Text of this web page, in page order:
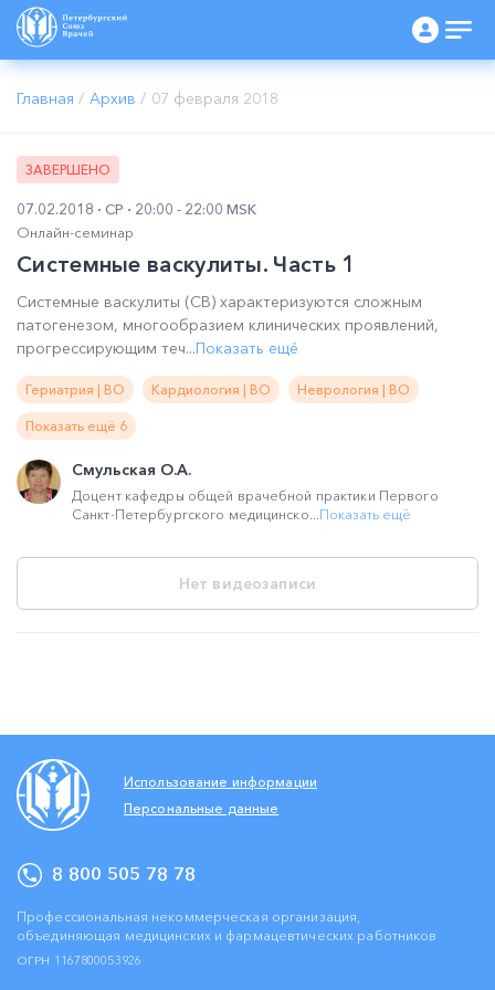
Главная / Архив / 07 февраля 2018
ЗАВЕРШЕНО
07.02.2018 СР
20:00 - 22:00 MSK
Онлайн-семинар
Системные васкулиты. Часть 1
Системные васкулиты (СВ) характеризуются сложным
патогенезом, многообразием клинических проявлений,
прогрессирующим теч...Показать ещё
Гериатрия | ВО Кардиология | ВО Неврология | ВО
Показать ещё 6
Смульская О.А.
Доцент кафедры общей врачебной практики Первого
Санкт-Петербургского медицинско...Показать ещё
Нет видеозаписи
Использование информации
Персональные данные
8 800 505 78 78
Профессиональная некоммерческая организация,
объединяющая медицинских и фармацевтических работников
ОГРН 1167800053926